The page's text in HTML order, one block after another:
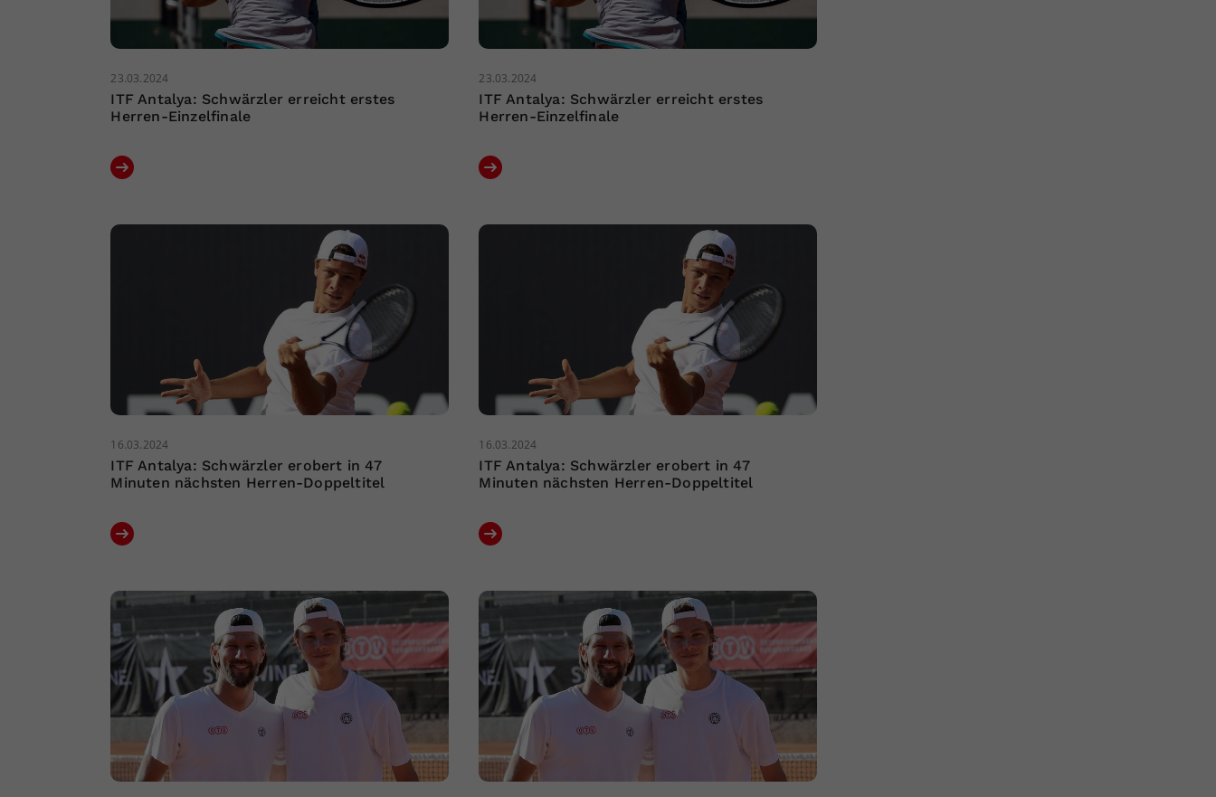
23.03.2024
ITF Antalya: Schwärzler erreicht erstes
Herren-Einzelfinale
23.03.2024
ITF Antalya: Schwärzler erreicht erstes
Herren-Einzelfinale
16.03.2024
ITF Antalya: Schwärzler erobert in 47
Minuten nächsten Herren-Doppeltitel
16.03.2024
ITF Antalya: Schwärzler erobert in 47
Minuten nächsten Herren-Doppeltitel